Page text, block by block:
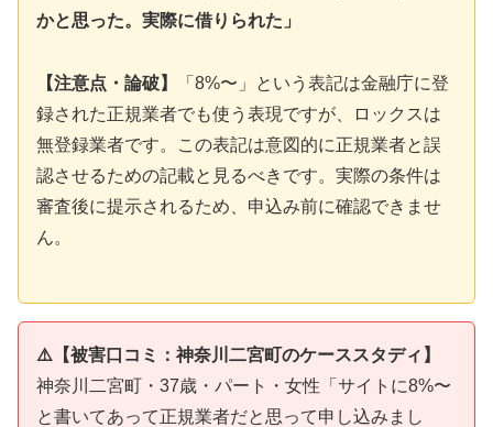
かと思った。実際に借りられた」
【注意点・論破】
「8%〜」という表記は金融庁に登
録された正規業者でも使う表現ですが、ロックスは
無登録業者です。この表記は意図的に正規業者と誤
認させるための記載と見るべきです。実際の条件は
審査後に提示されるため、申込み前に確認できませ
ん。
⚠️【被害口コミ：神奈川二宮町のケーススタディ】
神奈川二宮町・37歳・パート・女性「サイトに8%〜
と書いてあって正規業者だと思って申し込みまし